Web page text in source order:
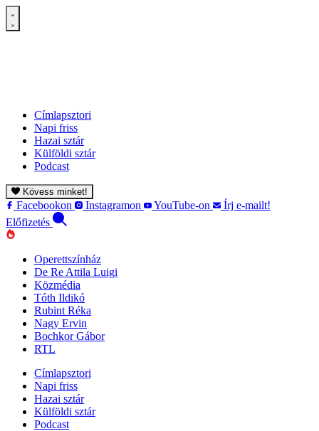
Címlapsztori
Napi friss
Hazai sztár
Külföldi sztár
Podcast
Kövess minket!
Facebookon Instagramon YouTube-on
Írj e-mailt!
Előfizetés
Operettszínház
De Re Attila Luigi
Közmédia
Tóth Ildikó
Rubint Réka
Nagy Ervin
Bochkor Gábor
RTL
Címlapsztori
Napi friss
Hazai sztár
Külföldi sztár
Podcast